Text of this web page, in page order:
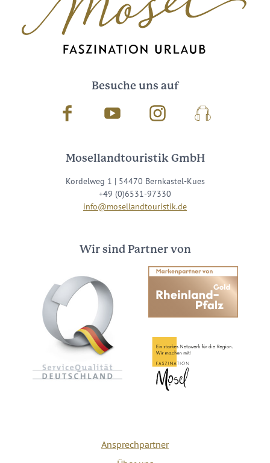
Besuche uns auf
Facebook Youtube InstagramPodcast
Mosellandtouristik GmbH
Kordelweg 1 | 54470 Bernkastel-Kues
+49 (0)6531-97330
info@mosellandtouristik.de
Wir sind Partner von
Ansprechpartner